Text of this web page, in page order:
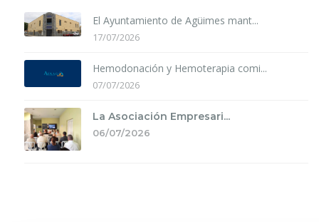
El Ayuntamiento de Agüimes mant...
17/07/2026
Hemodonación y Hemoterapia comi...
07/07/2026
La Asociación Empresari...
06/07/2026